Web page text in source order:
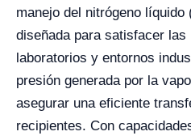
manejo del nitrógeno líquido
diseñada para satisfacer las
laboratorios y entornos
presión generada por la
asegurar una eficiente
recipientes. Con